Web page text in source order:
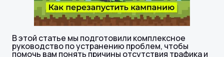
В этой статье мы подготовили комплексное
руководство по устранению проблем, чтобы
помочь вам понять причины отсутствия трафика и